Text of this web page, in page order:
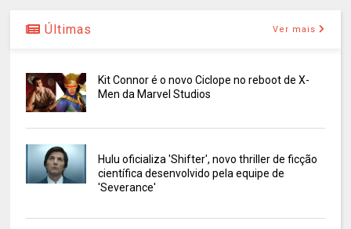
Últimas Ver mais
Kit Connor é o novo Ciclope no reboot de X-
Men da Marvel Studios
Hulu oficializa 'Shifter', novo thriller de ficção
científica desenvolvido pela equipe de
'Severance'